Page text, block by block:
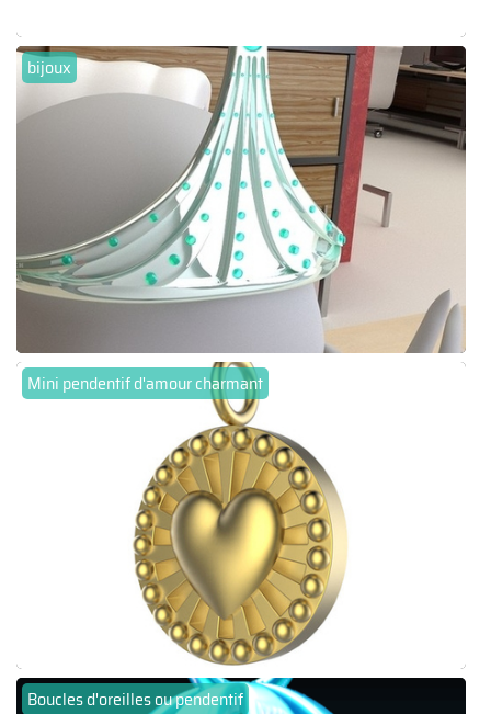
bijoux
Mini pendentif d'amour charmant
Boucles d'oreilles ou pendentif